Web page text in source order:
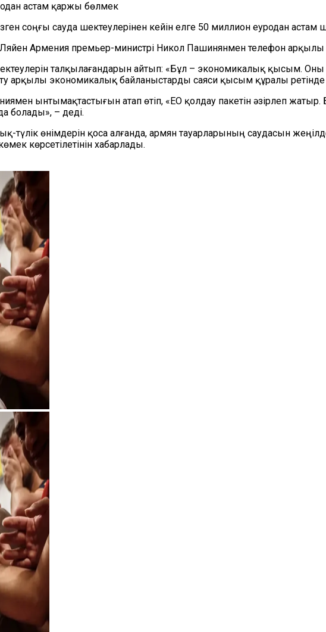
астам қаржы бөлмек
соңғы сауда шектеулерінен кейін елге 50 миллион еуродан
Армения премьер-министрі Никол Пашинянмен телефон
талқылағандарын айтып: «Бұл – экономикалық қысым.
арқылы экономикалық байланыстарды саяси қысым құралы
ынтымақтастығын атап өтіп, «ЕО қолдау пакетін әзірлеп
болады», – деді.
өнімдерін қоса алғанда, армян тауарларының саудасын
көрсетілетінін хабарлады.